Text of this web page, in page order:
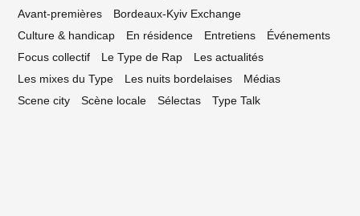
Avant-premières
Bordeaux-Kyiv Exchange
Culture & handicap
En résidence Entretiens
Événements
Focus collectif
Le Type de Rap
Les actualités
Les mixes du Type
Les nuits bordelaises
Médias
Scene city
Scène locale Sélectas Type Talk